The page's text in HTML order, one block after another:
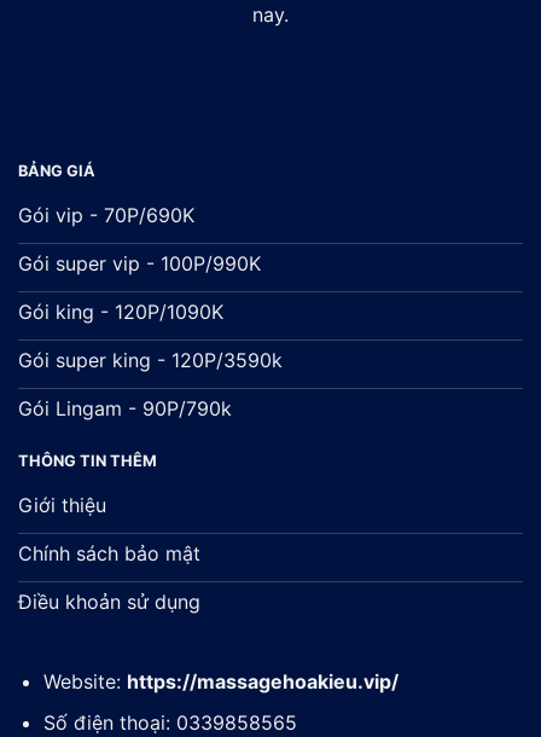
nay.
BẢNG GIÁ
Gói vip - 70P/690K
Gói super vip - 100P/990K
Gói king - 120P/1090K
Gói super king - 120P/3590k
Gói Lingam - 90P/790k
THÔNG TIN THÊM
Giới thiệu
Chính sách bảo mật
Điều khoản sử dụng
Website: https://massagehoakieu.vip/
Số điện thoại: 0339858565